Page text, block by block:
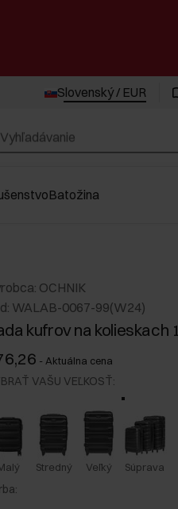
Slovenský / EUR
Batožina
OCHNIK
WALAB-0067-99(W24)
kufrov na
- Aktuálna cena
VAŠU VEĽKOSŤ:
Stredný Veľký Súprava
: